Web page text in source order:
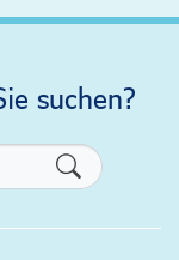
suchen?